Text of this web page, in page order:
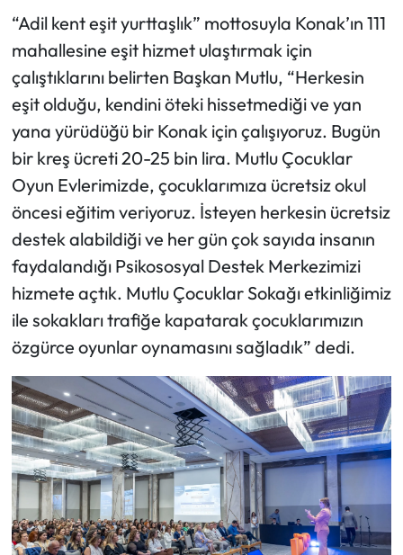
“Adil kent eşit yurttaşlık” mottosuyla Konak’ın 111
mahallesine eşit hizmet ulaştırmak için
çalıştıklarını belirten Başkan Mutlu, “Herkesin
eşit olduğu, kendini öteki hissetmediği ve yan
yana yürüdüğü bir Konak için çalışıyoruz. Bugün
bir kreş ücreti 20-25 bin lira. Mutlu Çocuklar
Oyun Evlerimizde, çocuklarımıza ücretsiz okul
öncesi eğitim veriyoruz. İsteyen herkesin ücretsiz
destek alabildiği ve her gün çok sayıda insanın
faydalandığı Psikososyal Destek Merkezimizi
hizmete açtık. Mutlu Çocuklar Sokağı etkinliğimiz
ile sokakları trafiğe kapatarak çocuklarımızın
özgürce oyunlar oynamasını sağladık” dedi.